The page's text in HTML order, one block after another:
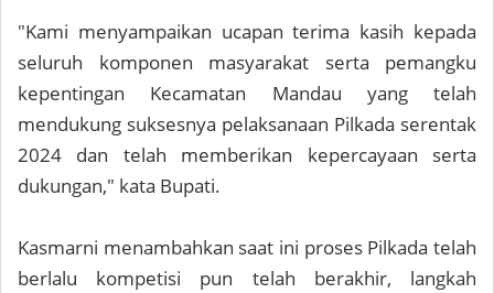
"Kami menyampaikan ucapan terima kasih kepada
seluruh komponen masyarakat serta pemangku
kepentingan Kecamatan Mandau yang telah
mendukung suksesnya pelaksanaan Pilkada serentak
2024 dan telah memberikan kepercayaan serta
dukungan," kata Bupati.
Kasmarni menambahkan saat ini proses Pilkada telah
berlalu kompetisi pun telah berakhir, langkah